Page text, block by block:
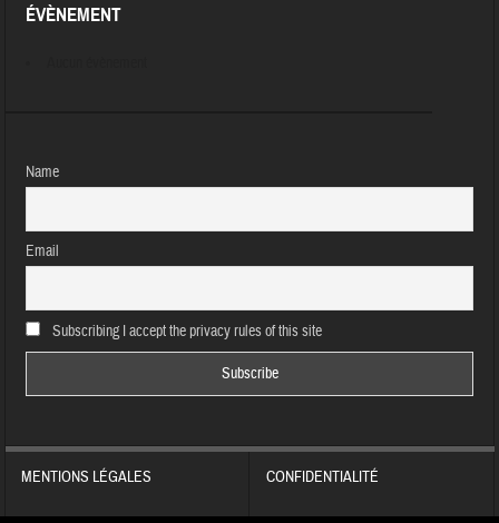
ÉVÈNEMENT
Name
Email
Subscribing I accept the privacy rules of this site
MENTIONS LÉGALES CONFIDENTIALITÉ